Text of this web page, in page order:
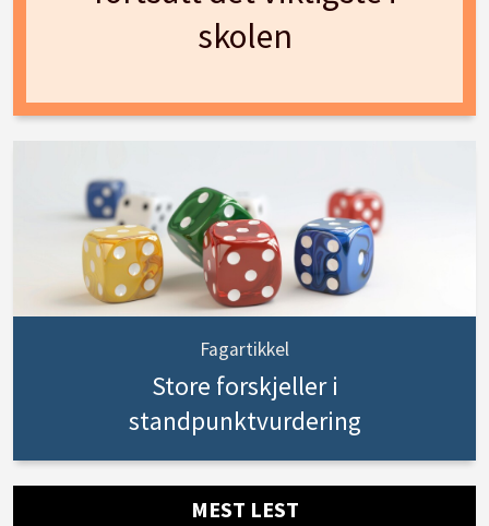
skolen
Fagartikkel
Store forskjeller i
standpunktvurdering
MEST LEST